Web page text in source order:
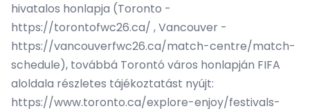
hivatalos honlapja (Toronto -
https://torontofwc26.ca/ , Vancouver -
https://vancouverfwc26.ca/match-centre/match-
schedule), továbbá Torontó város honlapján FIFA
aloldala részletes tájékoztatást nyújt:
https://www.toronto.ca/explore-enjoy/festivals-